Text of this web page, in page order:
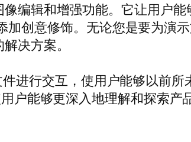
编辑和增强功能。它让用户
创意修饰。无论您是要为演
决方案。
进行交互，使用户能够以前
户能够更深入地理解和探索